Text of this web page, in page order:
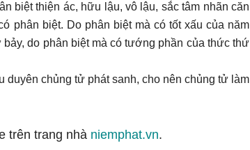
biệt thiện ác, hữu lậu, vô lậu, sắc tâm nhãn căn
phân biệt. Do phân biệt mà có tốt xấu của năm
do phân biệt mà có tướng phần của thức thứ
chủng tử phát sanh, cho nên chủng tử làm
trên trang nhà niemphat.vn.